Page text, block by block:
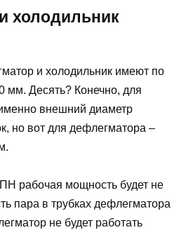
холодильник
и холодильник имеют по
мм. Десять? Конечно, для
внешний диаметр
но вот для дефлегматора –
рабочая мощность будет не
пара в трубках дефлегматора
не будет работать